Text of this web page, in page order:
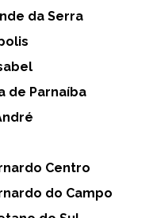
da Serra
de Parnaíba
Centro
do Campo